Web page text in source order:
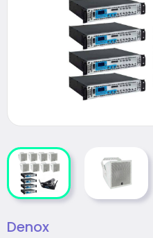
Denox